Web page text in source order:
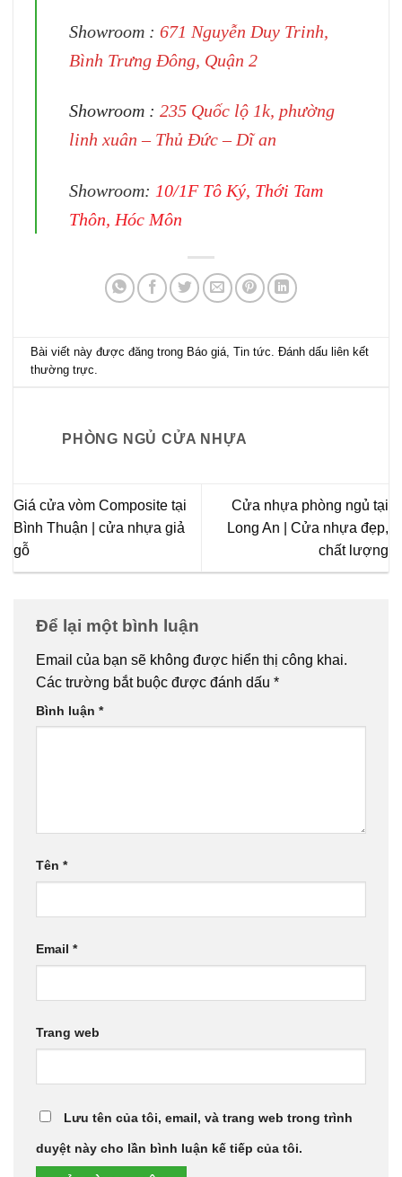
Showroom : 671 Nguyễn Duy Trinh,
Bình Trưng Đông, Quận 2
Showroom : 235 Quốc lộ 1k, phường
linh xuân – Thủ Đức – Dĩ an
Showroom: 10/1F Tô Ký, Thới Tam
Thôn, Hóc Môn
Bài viết này được đăng trong Báo giá ,Tin tức . Đánh dấu liên kết
thường trực
PHÒNG NGỦ CỬA NHỰA
Giá cửa vòm Composite tại
Bình Thuận | cửa nhựa giả
gỗ
Cửa nhựa phòng ngủ tại
Long An | Cửa nhựa đẹp,
chất lượng
Để lại một bình luận
Email của bạn sẽ không được hiển thị công khai.
Các trường bắt buộc được đánh dấu *
Bình luận *
Tên *
Email *
Trang web
Lưu tên của tôi, email, và trang web trong trình
duyệt này cho lần bình luận kế tiếp của tôi.